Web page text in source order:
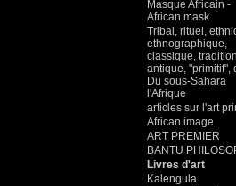
Masque Africain -
African mask
Tribal, rituel,
ethnographique,
classique,
antique, "primitif",
Du sous-Sahara
l'Afrique
articles sur l'art
African image
ART PREMIER
BANTU
Livres d'art
Kalengula